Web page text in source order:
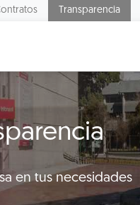
Transparencia
en tus necesidades